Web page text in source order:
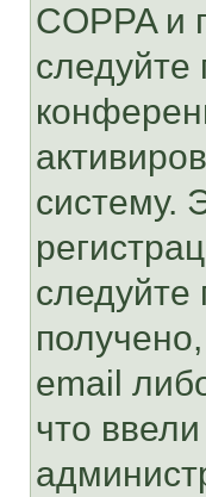
COPPA и
систему.
email
что